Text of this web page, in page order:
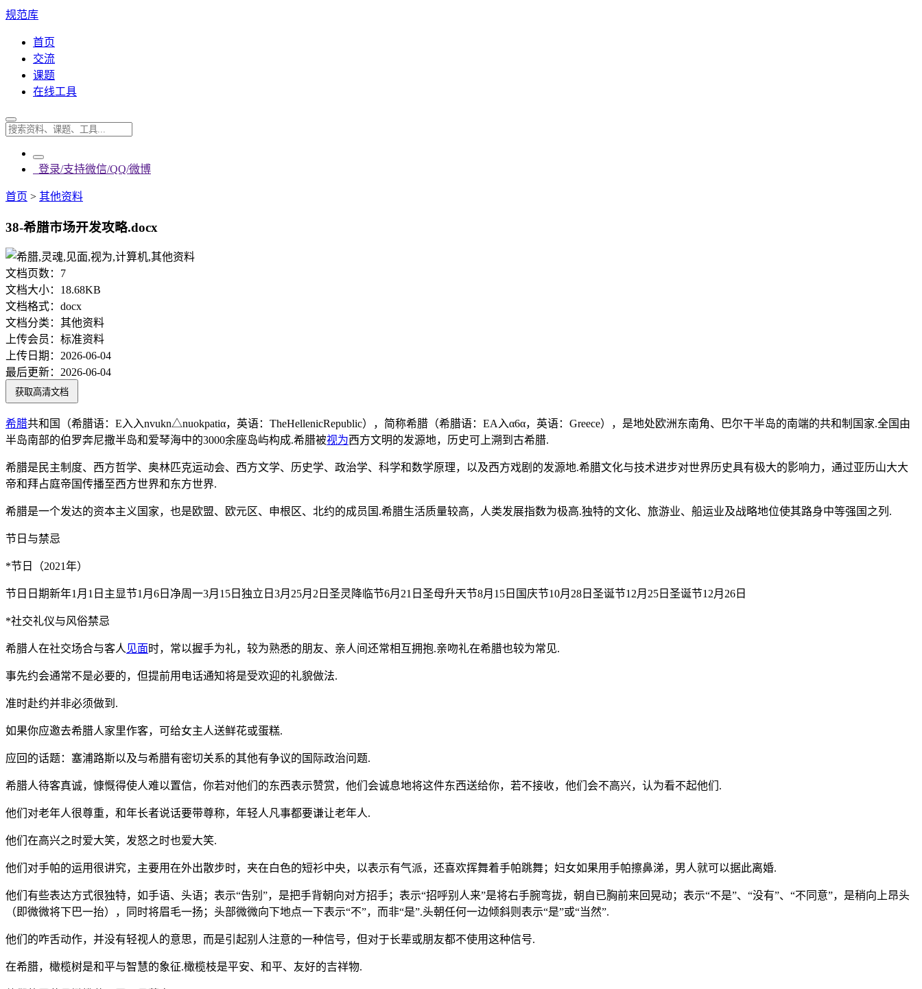
规范库
首页
交流
课题
在线工具
登录/支持微信/QQ/微博
首页 > 其他资料
38-希腊市场开发攻略.docx
文档页数： 7
文档大小： 18.68KB
文档格式： docx
文档分类： 其他资料
上传会员： 标准资料
上传日期： 2026-06-04
最后更新： 2026-06-04
获取高清文档
希腊共和国（希腊语：E入入nvukn△nuokpatiα，英语：TheHellenicRepublic），简称希腊（希腊语：EA入α6α，英语：Greece），是地处欧洲东南角、巴尔干半岛的南端的共和制国家.全国由
半岛南部的伯罗奔尼撒半岛和爱琴海中的3000余座岛屿构成.希腊被视为西方文明的发源地，历史可上溯到古希腊.
希腊是民主制度、西方哲学、奥林匹克运动会、西方文学、历史学、政治学、科学和数学原理，以及西方戏剧的发源地.希腊文化与技术进步对世界历史具有极大的影响力，通过亚历山大大
帝和拜占庭帝国传播至西方世界和东方世界.
希腊是一个发达的资本主义国家，也是欧盟、欧元区、申根区、北约的成员国.希腊生活质量较高，人类发展指数为极高.独特的文化、旅游业、船运业及战略地位使其路身中等强国之列.
节日与禁忌
*节日（2021年）
节日日期新年1月1日主显节1月6日净周一3月15日独立日3月25月2日圣灵降临节6月21日圣母升天节8月15日国庆节10月28日圣诞节12月25日圣诞节12月26日
*社交礼仪与风俗禁忌
希腊人在社交场合与客人见面时，常以握手为礼，较为熟悉的朋友、亲人间还常相互拥抱.亲吻礼在希腊也较为常见.
事先约会通常不是必要的，但提前用电话通知将是受欢迎的礼貌做法.
准时赴约并非必须做到.
如果你应邀去希腊人家里作客，可给女主人送鲜花或蛋糕.
应回的话题：塞浦路斯以及与希腊有密切关系的其他有争议的国际政治问题.
希腊人待客真诚，慷慨得使人难以置信，你若对他们的东西表示赞赏，他们会诚息地将这件东西送给你，若不接收，他们会不高兴，认为看不起他们.
他们对老年人很尊重，和年长者说话要带尊称，年轻人凡事都要谦让老年人.
他们在高兴之时爱大笑，发怒之时也爱大笑.
他们对手帕的运用很讲究，主要用在外出散步时，夹在白色的短衫中央，以表示有气派，还喜欢挥舞着手帕跳舞；妇女如果用手帕擦鼻涕，男人就可以据此离婚.
他们有些表达方式很独特，如手语、头语；表示“告别”，是把手背朝向对方招手；表示“招呼别人来”是将右手腕弯拢，朝自已胸前来回晃动；表示“不是”、“没有”、“不同意”，是稍向上昂头
（即微微将下巴一抬），同时将眉毛一扬；头部微微向下地点一下表示“不”，而非“是”.头朝任何一边倾斜则表示“是”或“当然”.
他们的咋舌动作，并没有轻视人的意思，而是引起别人注意的一种信号，但对于长辈或朋友都不使用这种信号.
在希腊，橄榄树是和平与智慧的象征.橄榄枝是平安、和平、友好的吉祥物.